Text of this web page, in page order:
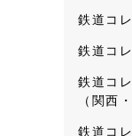
鉄道コ
鉄道コ
鉄道コ
（関西
鉄道コ